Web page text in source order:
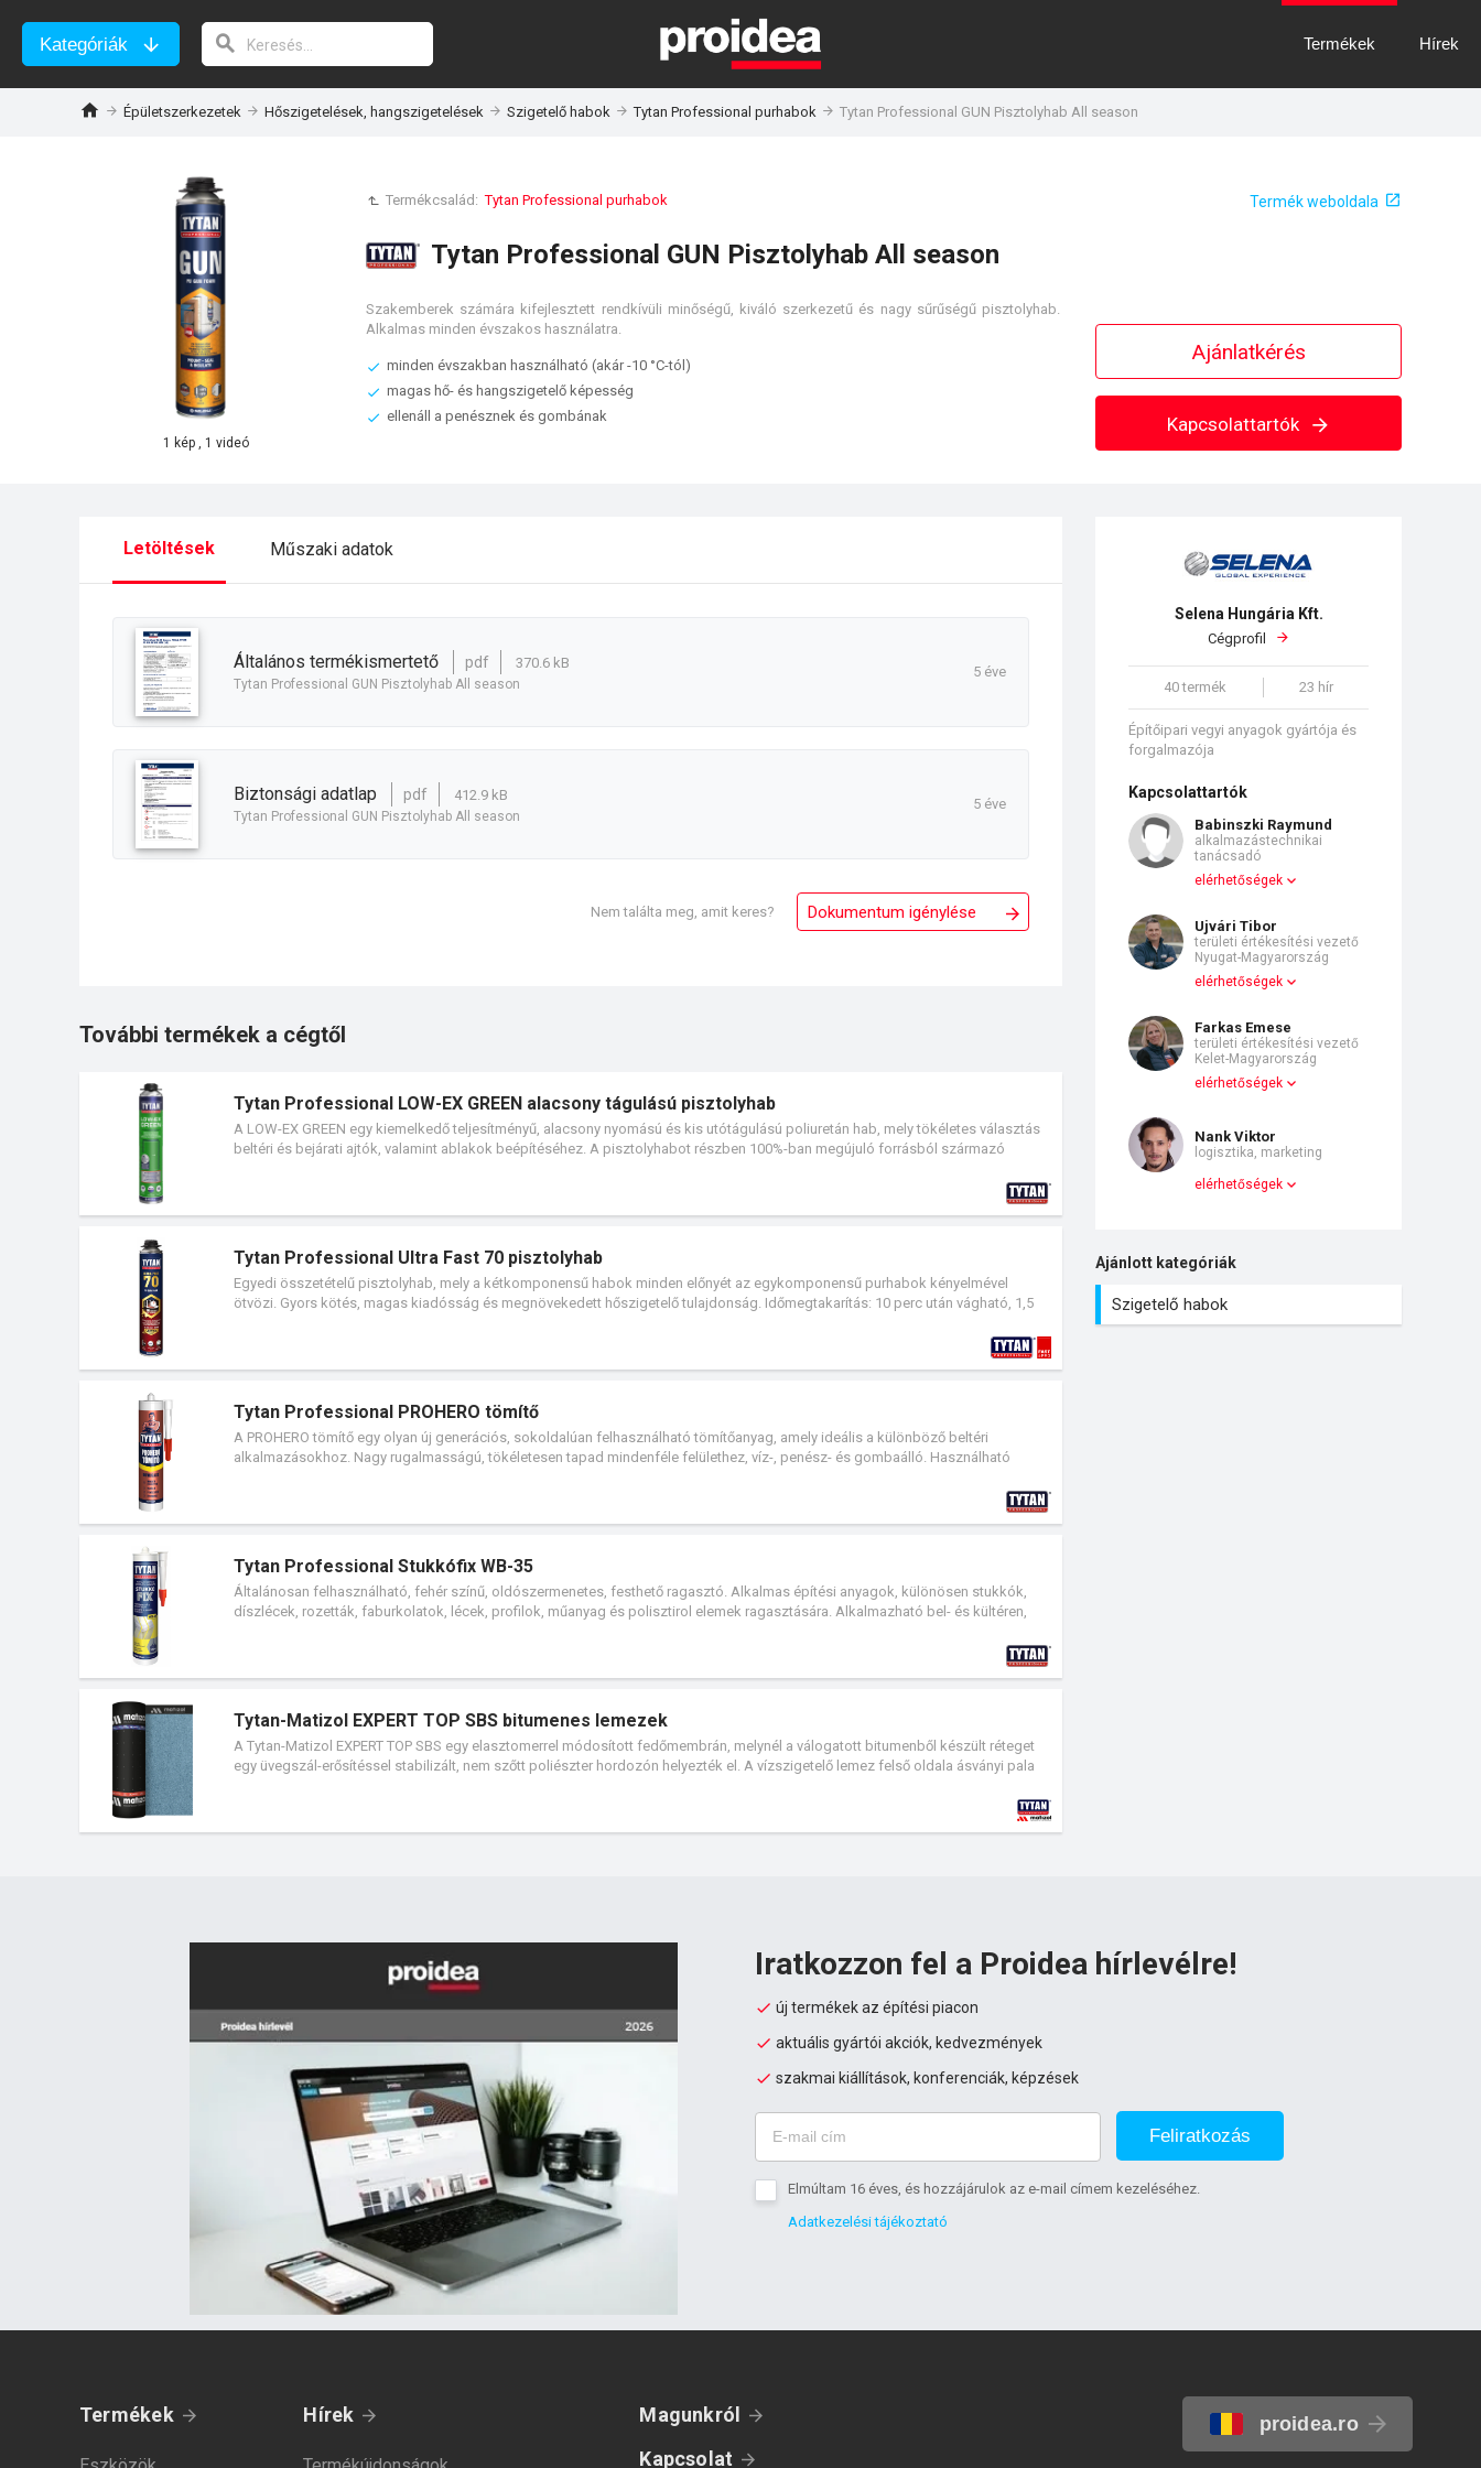
Kategóriák Termékek Hírek
Épületszerkezetek Hőszigetelések, hangszigetelések Szigetelő habok Tytan Professional purhabok Tytan Professional GUN Pisztolyhab All season
Termékcsalád: Tytan Professional purhabok Termék weboldala
Tytan Professional GUN Pisztolyhab All season
1 kép , 1 videó
Szakemberek számára kifejlesztett rendkívüli minőségű, kiváló szerkezetű és nagy sűrűségű pisztolyhab.
Alkalmas minden évszakos használatra.
minden évszakban használható (akár -10 °C-tól)
magas hő- és hangszigetelő képesség
ellenáll a penésznek és gombának
Ajánlatkérés
Kapcsolattartók
Selena Hungária Kft.
Cégprofil
40 termék 23 hír
Építőipari vegyi anyagok gyártója és
forgalmazója
Kapcsolattartók
Babinszki Raymund
alkalmazástechnikai
tanácsadó
elérhetőségek
Ujvári Tibor
területi értékesítési vezető
Nyugat-Magyarország
elérhetőségek
Farkas Emese
területi értékesítési vezető
Kelet-Magyarország
elérhetőségek
Nank Viktor
logisztika, marketing
elérhetőségek
Ajánlott kategóriák
Szigetelő habok
Letöltések Műszaki adatok
általános termékismertető pdf 370.6 kB
Tytan Professional GUN Pisztolyhab All season
5 éve
biztonsági adatlap pdf 412.9 kB
Tytan Professional GUN Pisztolyhab All season
5 éve
Nem találta meg, amit keres? Dokumentum igénylése
További termékek a cégtől
Tytan Professional LOW-EX GREEN alacsony tágulású pisztolyhab
A LOW-EX GREEN egy kiemelkedő teljesítményű, alacsony nyomású és kis utótágulású poliuretán hab, mely tökéletes választás
beltéri és bejárati ajtók, valamint ablakok beépítéséhez. A pisztolyhabot részben 100%-ban megújuló forrásból származó
utótágulásnak (LOW-EX technológia) köszönhetően a hab nem hajlítja meg az ajtó- és ablakkereteket, így tökéletes választás az
Tytan Professional Ultra Fast 70 pisztolyhab
Egyedi összetételű pisztolyhab, mely a kétkomponensű habok minden előnyét az egykomponensű purhabok kényelmével
ötvözi. Gyors kötés, magas kiadósság és megnövekedett hőszigetelő tulajdonság. Időmegtakarítás: 10 perc után vágható, 1,5
Tytan Professional PROHERO tömítő
A PROHERO tömítő egy olyan új generációs, sokoldalúan felhasználható tömítőanyag, amely ideális a különböző beltéri
alkalmazásokhoz. Nagy rugalmasságú, tökéletesen tapad mindenféle felülethez, víz-, penész- és gombaálló. Használható
Tytan Professional Stukkófix WB-35
Általánosan felhasználható, fehér színű, oldószermenetes, festhető ragasztó. Alkalmas építési anyagok, különösen stukkók,
díszlécek, rozetták, faburkolatok, lécek, profilok, műanyag és polisztirol elemek ragasztására. Alkalmazható bel- és kültéren,
Tytan-Matizol EXPERT TOP SBS bitumenes lemezek
A Tytan-Matizol EXPERT TOP SBS egy elasztomerrel módosított fedőmembrán, melynél a válogatott bitumenből készült réteget
egy üvegszál-erősítéssel stabilizált, nem szőtt poliészter hordozón helyezték el. A vízszigetelő lemez felső oldala ásványi pala
Iratkozzon fel a Proidea hírlevélre!
új termékek az építési piacon
aktuális gyártói akciók, kedvezmények
szakmai kiállítások, konferenciák, képzések
Feliratkozás
Elmúltam 16 éves, és hozzájárulok az e-mail címem kezeléséhez.
Adatkezelési tájékoztató
Termékek Hírek
Magunkról
Kapcsolat
proidea.ro